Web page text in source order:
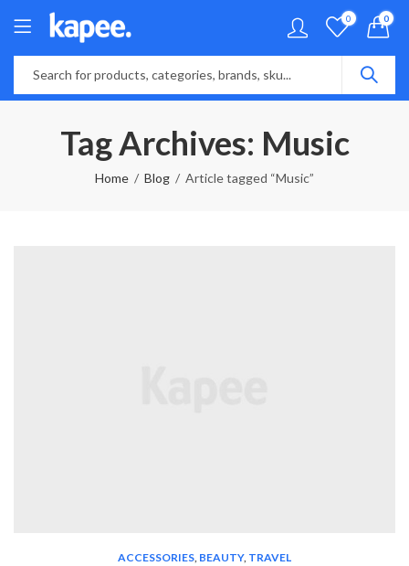
0 0
Tag Archives: Music
Home Blog Article tagged “Music”
ACCESSORIES, BEAUTY, TRAVEL